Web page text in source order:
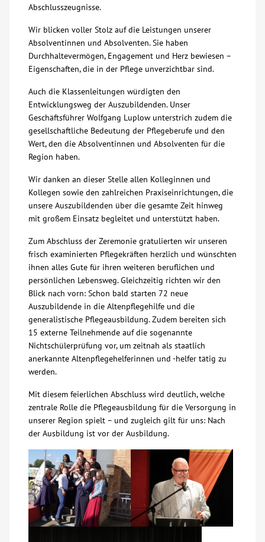
Über uns
Veranstaltungen
Spenden
Mitmachen
Karriere
Ausbildung
Suche
Kontakt
AWO BB Süd
Abschlusszeugnisse.
Wir blicken voller Stolz auf die Leistungen unserer
Absolventinnen und Absolventen. Sie haben
Durchhaltevermögen, Engagement und Herz bewiesen –
Eigenschaften, die in der Pflege unverzichtbar sind.
Auch die Klassenleitungen würdigten den
Entwicklungsweg der Auszubildenden. Unser
Geschäftsführer Wolfgang Luplow unterstrich zudem die
gesellschaftliche Bedeutung der Pflegeberufe und den
Wert, den die Absolventinnen und Absolventen für die
Region haben.
Wir danken an dieser Stelle allen Kolleginnen und
Kollegen sowie den zahlreichen Praxiseinrichtungen, die
unsere Auszubildenden über die gesamte Zeit hinweg
mit großem Einsatz begleitet und unterstützt haben.
Zum Abschluss der Zeremonie gratulierten wir unseren
frisch examinierten Pflegekräften herzlich und wünschten
ihnen alles Gute für ihren weiteren beruflichen und
persönlichen Lebensweg. Gleichzeitig richten wir den
Blick nach vorn: Schon bald starten 72 neue
Auszubildende in die Altenpflegehilfe und die
generalistische Pflegeausbildung. Zudem bereiten sich
15 externe Teilnehmende auf die sogenannte
Nichtschülerprüfung vor, um zeitnah als staatlich
anerkannte Altenpflegehelferinnen und -helfer tätig zu
werden.
Mit diesem feierlichen Abschluss wird deutlich, welche
zentrale Rolle die Pflegeausbildung für die Versorgung in
unserer Region spielt – und zugleich gilt für uns: Nach
der Ausbildung ist vor der Ausbildung.